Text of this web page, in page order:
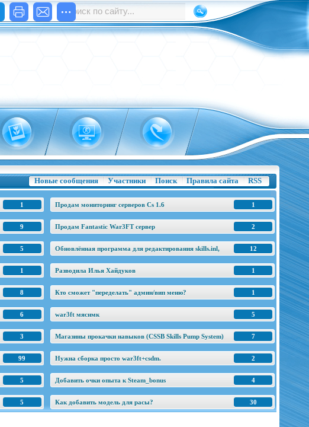
Новые сообщения Участники Поиск Правила сайта RSS
1 1
Продам мониторинг серверов Cs 1.6
9 2
Продам Fantastic War3FT сервер
5 12
Обновлённая программа для редактирования skills.inl,
1
1
Разводила Илья Хайдуков
8 1
Кто сможет "переделать" админ/вип меню?
6 5
war3ft мяснмк
3 7
Магазины прокачки навыков (CSSB Skills Pump System)
99 2
Нужна сборка просто war3ft+csdm.
5 4
Добавить очки опыта к Steam_bonus
5 30
Как добавить модель для расы?